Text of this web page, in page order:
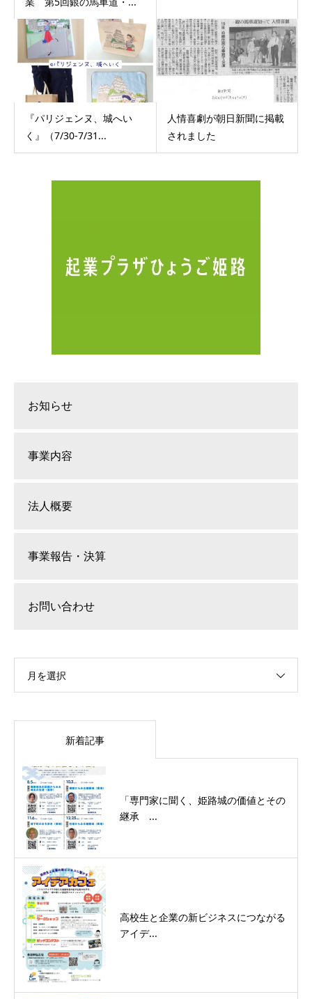
『パリジェンヌ、城へい
く』（7/30-7/31...
人情喜劇が朝日新聞に掲載
されました
お知らせ
事業内容
法人概要
事業報告・決算
お問い合わせ
月を選択
新着記事
「専門家に聞く、姫路城の価値とその
継承 ...
高校生と企業の新ビジネスにつながる
アイデ...